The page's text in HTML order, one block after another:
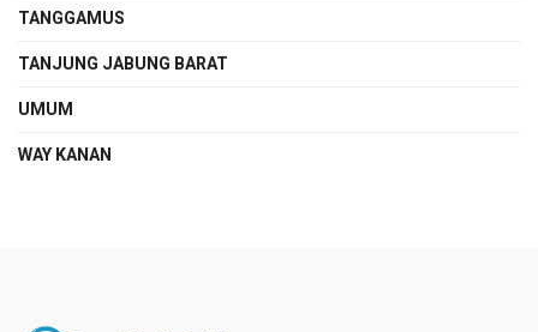
TANGGAMUS
TANJUNG JABUNG BARAT
UMUM
WAY KANAN